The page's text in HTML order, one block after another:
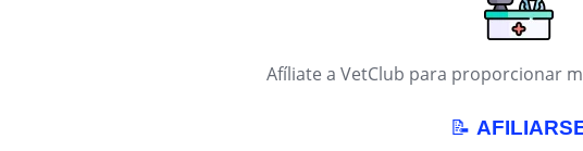
Afíliate a VetClub para proporcionar
📝